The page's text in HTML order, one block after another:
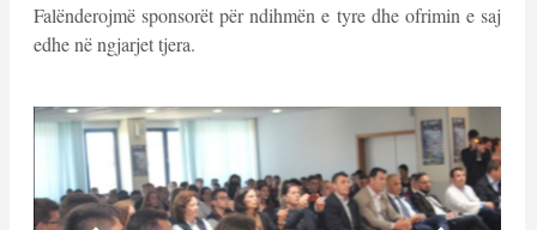
Falënderojmë sponsorët për ndihmën e tyre dhe ofrimin e saj
edhe në ngjarjet tjera.